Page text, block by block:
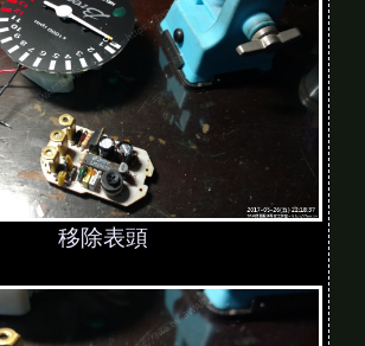
移除表頭